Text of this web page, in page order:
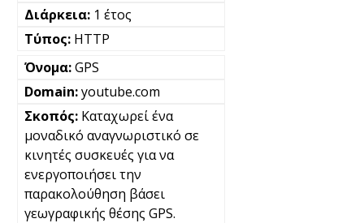
1 έτος
HTTP
GPS
youtube.com
Καταχωρεί ένα
μοναδικό αναγνωριστικό σε
κινητές συσκευές για να
ενεργοποιήσει την
παρακολούθηση βάσει
γεωγραφικής θέσης GPS.